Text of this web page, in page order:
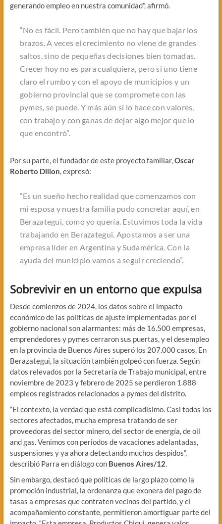
generando empleo en nuestra comunidad”, afirmó.
“No es fácil. Pero también que no hay que bajar los
brazos. A veces el crecimiento no viene de grandes
saltos, sino de pequeñas decisiones bien tomadas.
Crecer hoy no es para cualquiera, pero si uno tiene
claro el rumbo y con el apoyo de municipios y un
gobierno provincial que se compromete con las
pymes, se puede. Y más aún si lo hace con valores,
con trabajo y con ganas de dejar algo mejor que lo
que encontró”.
Por su parte, el fundador de este proyecto familiar,Oscar
Roberto Dillon, expresó:
“Es un sueño hecho realidad que comenzamos con
mi esposa y nuestra familia pudo concretar aquí, en
Berazategui, como yo quería. Estuvimos toda la vida
trabajando en Berazategui. Apostamos a ser una
empresa líder en Argentina y Sudamérica. Con la
ayuda del municipio vamos a seguir creciendo”.
Sobrevivir en un entorno que expulsa
Desde comienzos de 2024, los datos sobre el impacto
económico de las políticas de ajuste implementadas por el
gobierno nacional son alarmantes: más de 16.500 empresas,
emprendedores y pymes cerraron sus puertas, y el desempleo
en la provincia de Buenos Aires superó los 207.000 casos. En
Berazategui, la situación también golpeó con fuerza. Según
datos relevados por la Secretaría de Trabajo municipal, entre
noviembre de 2023 y febrero de 2025 se perdieron 1.888
empleos registrados relacionados a pymes del distrito.
“El contexto, la verdad que está complicadísimo. Casi todos los
sectores afectados, mucha empresa tratando de ser
proveedoras del sector minero, del sector de energía, de oil
and gas. Venimos con periodos de vacaciones adelantadas,
suspensiones y ya ahora detectando muchos despidos”,
describió Parra en diálogo conBuenos Aires/12.
Sin embargo, destacó que políticas de largo plazo como la
promoción industrial, la ordenanza que exonera del pago de
tasas a empresas que contraten vecinos del partido, y el
acompañamiento constante, permitieron amortiguar parte del